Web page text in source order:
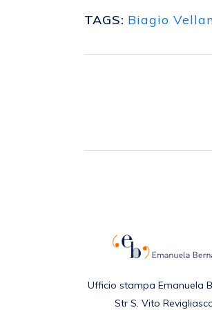
TAGS: Biagio
Ufficio stampa Emanuela
Str S. Vito